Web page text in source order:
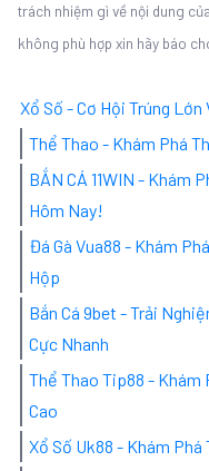
trách nhiệm gì về nội dung
không phù hợp xin hãy báo
Xổ Số - Cơ Hội Trúng Lớn
Thể Thao - Khám Phá
BẮN CÁ 11WIN - Khám
Hôm Nay!
Đá Gà Vua88 - Khám
Hộp
Bắn Cá 9bet - Trải
Cực Nhanh
Thể Thao Tip88 - Khám
Cao
Xổ Số Uk88 - Khám Phá